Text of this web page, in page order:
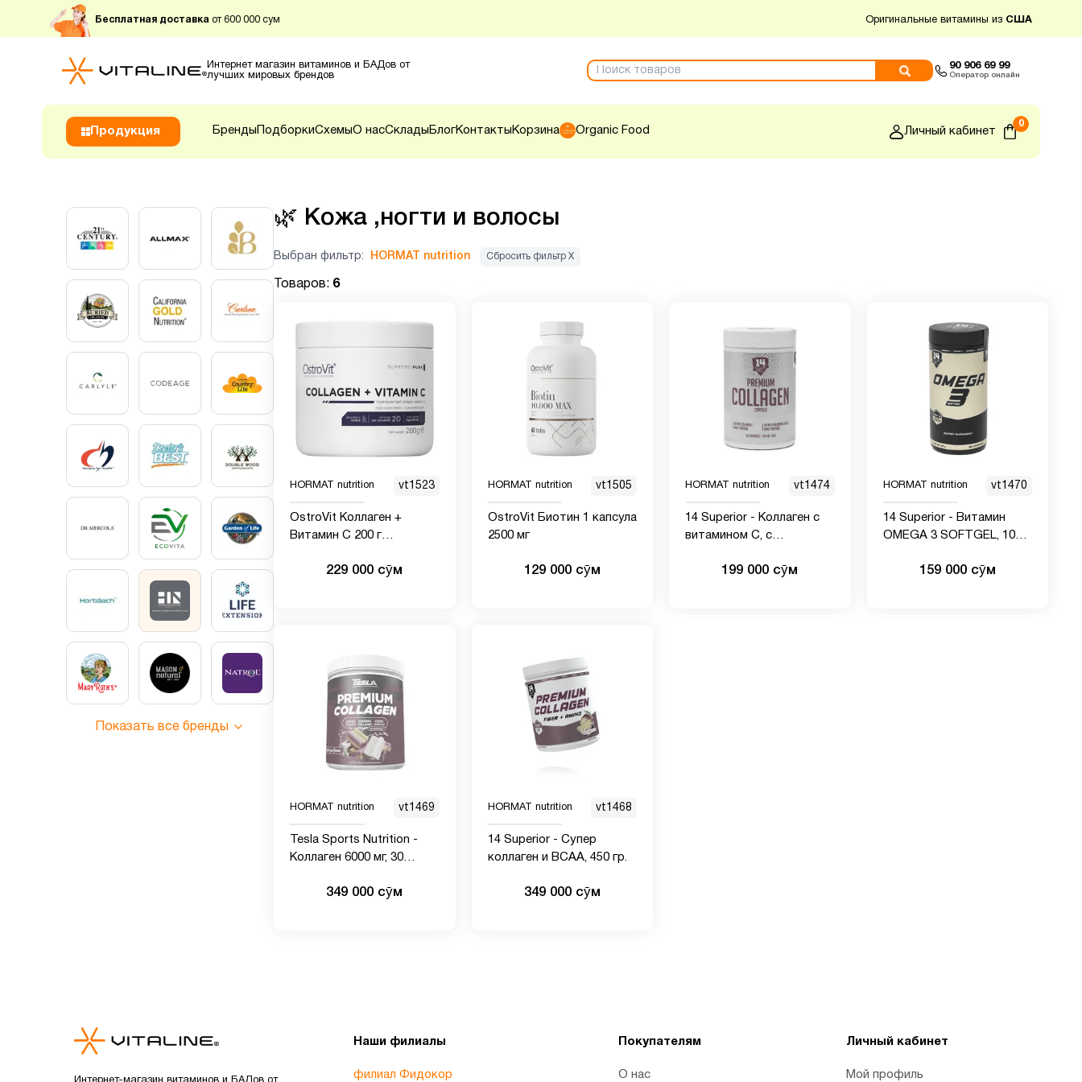
Бесплатная доставка от 600 000 сум Оригинальные витамины из США
Интернет магазин витаминов и БАДов от
лучших мировых брендов
90 906 69 99
Оператор онлайн
Продукция Бренды ПодборкиСхемыО насСклады БлогКонтакты Корзина Organic Food Личный кабинет
0
Показать все бренды
🌿 Кожа ,ногти и волосы
Выбран фильтр: HORMAT nutrition Сбросить фильтр Х
Товаров: 6
HORMAT nutrition vt1523
OstroVit Коллаген +
Витамин C 200 г
229 000 сӯм
HORMAT nutrition vt1505
OstroVit Биотин 1 капсула
2500 мг
129 000 сӯм
HORMAT nutrition vt1474
14 Superior - Коллаген с
витамином С, с
60 капсул199 000 сӯм
HORMAT nutrition vt1470
14 Superior - Витамин
OMEGA 3 SOFTGEL, 1000
159 000 сӯм
HORMAT nutrition vt1469
Tesla Sports Nutrition -
Коллаген 6000 мг, 30
349 000 сӯм
HORMAT nutrition vt1468
14 Superior - Супер
коллаген и BCAA, 450 гр.
349 000 сӯм
Наши филиалы
филиал Фидокор
Покупателям
О нас
Личный кабинет
Мой профиль